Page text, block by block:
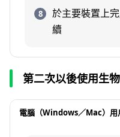
於主要裝置上
續
第二次以後使用生
電腦（Windows／Mac）用